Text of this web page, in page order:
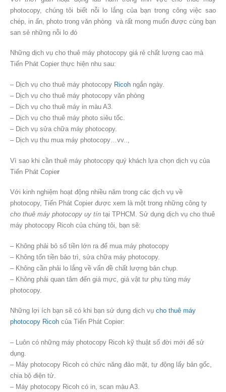
photocopy, chúng tôi biết nỗi lo lắng của bạn trong công việc sao
chép, in ấn, photo trong văn phòng và rất mong muốn được cùng bạn
san sẻ những nỗi lo đó
Những dịch vụ cho thuê máy photocopy giá rẻ chất lượng cao mà
Tiến Phát Copier thực hiện nhu sau:
– Dịch vụ cho thuê máy photocopy Ricoh ngắn ngày.
– Dịch vụ cho thuê máy photocopy văn phòng
– Dịch vụ cho thuê máy in màu A3.
– Dịch vụ cho thuê máy photo siêu tốc.
– Dịch vụ sửa chữa máy photocopy.
– Dịch vụ thu mua máy photocopy…vv..,
Vì sao khi cần thuê máy photocopy quý khách lựa chọn dịch vụ của
Tiến Phát Copier
Với kinh nghiệm hoạt động nhiều năm trong các dịch vụ về
photocopy, Tiến Phát Copier được xem là một trong những công ty
cho thuê máy photocopy uy tín tại TPHCM. Sử dụng dịch vụ cho thuê
máy photocopy Ricoh của chúng tôi, bạn sẽ:
– Không phải bỏ số tiền lớn ra để mua máy photocopy
– Không tốn tiền bảo trì, sửa chữa máy photocopy.
– Không cần phải lo lắng về vấn đề chất lượng bản chụp.
– Không phải quan tâm đến giá mực, giá vật tư phụ tùng máy
photocopy.
Những lợi ích bạn sẽ có khi bạn sử dụng dịch vụ cho thuê máy
photocopy Ricoh của Tiến Phát Copier:
– Luôn có những máy photocopy Ricoh kỹ thuật số đời mới để sử
dụng.
– Máy photocopy Ricoh có chức năng đảo mặt, tự động lấy bản gốc,
chia bộ điện tử.
– Máy photocopy Ricoh có in, scan màu A3.